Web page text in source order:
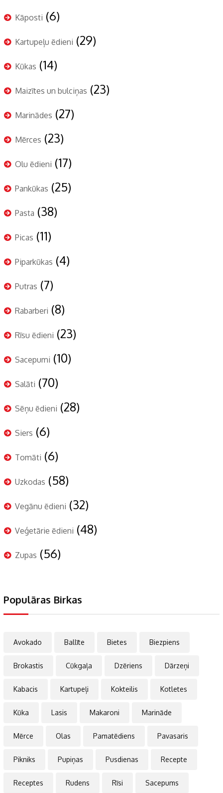
Kāposti (6)
Kartupeļu ēdieni (29)
Kūkas (14)
Maizītes un bulciņas (23)
Marinādes (27)
Mērces (23)
Olu ēdieni (17)
Pankūkas (25)
Pasta (38)
Picas (11)
Piparkūkas (4)
Putras (7)
Rabarberi (8)
Rīsu ēdieni (23)
Sacepumi (10)
Salāti (70)
Sēņu ēdieni (28)
Siers (6)
Tomāti (6)
Uzkodas (58)
Vegānu ēdieni (32)
Veģetārie ēdieni (48)
Zupas (56)
Populāras Birkas
Avokado Ballīte Bietes Biezpiens
Brokastis Cūkgaļa Dzēriens Dārzeņi
Kabacis Kartupeļi Kokteilis Kotletes
Kūka Lasis Makaroni Marināde
Mērce Olas Pamatēdiens Pavasaris
Pikniks Pupiņas Pusdienas Recepte
Receptes Rudens Rīsi Sacepums